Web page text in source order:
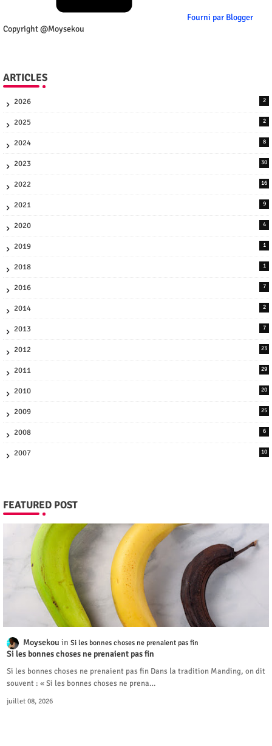
Fourni par Blogger
Copyright @Moysekou
ARTICLES
2026 2
2025 2
2024 8
2023 30
2022 16
2021 9
2020 4
2019 1
2018 1
2016 7
2014 2
2013 7
2012 23
2011 29
2010 20
2009 25
2008 6
2007 10
FEATURED POST
Moysekou Si les bonnes choses ne prenaient pas fin
Si les bonnes choses ne prenaient pas fin
Si les bonnes choses ne prenaient pas fin Dans la tradition Manding, on dit
souvent : « Si les bonnes choses ne prena…
juillet 08, 2026